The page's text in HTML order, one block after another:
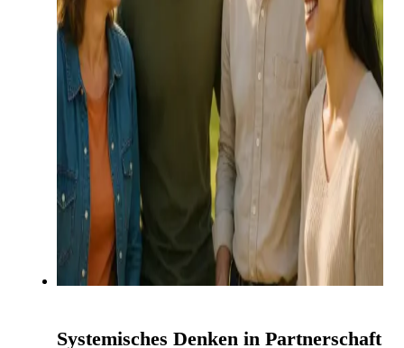
Systemisches Denken in Partnerschaft